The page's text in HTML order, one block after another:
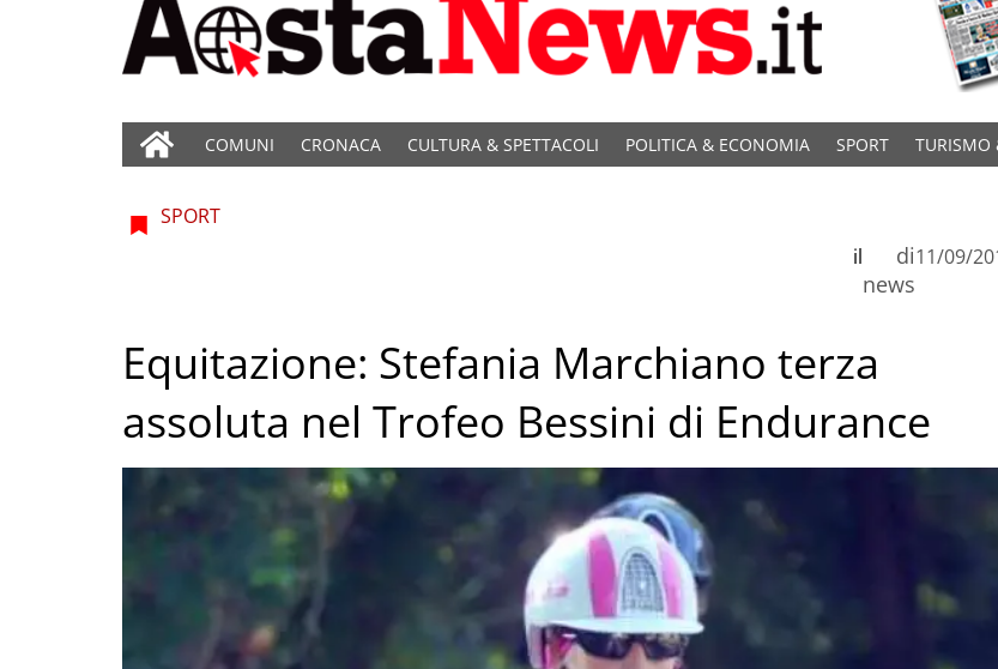
COMUNI CRONACA CULTURA & SPETTACOLI POLITICA & ECONOMIA SPORT TURISMO
SPORT
di
news
il 11/09/
Equitazione: Stefania Marchiano terza
assoluta nel Trofeo Bessini di Endurance